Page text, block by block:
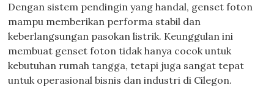
Dengan sistem pendingin yang handal, genset foton
mampu memberikan performa stabil dan
keberlangsungan pasokan listrik. Keunggulan ini
membuat genset foton tidak hanya cocok untuk
kebutuhan rumah tangga, tetapi juga sangat tepat
untuk operasional bisnis dan industri di Cilegon.